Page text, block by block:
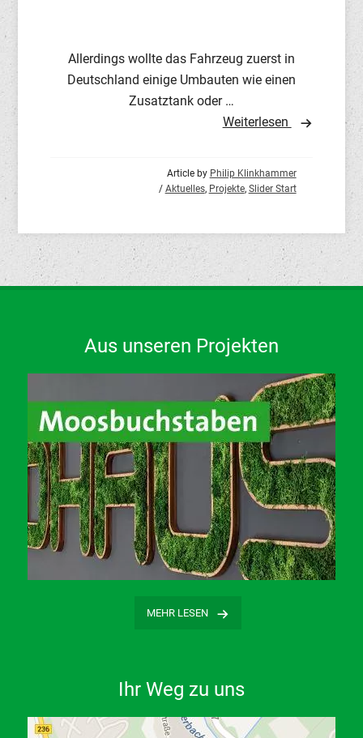
Allerdings wollte das Fahrzeug zuerst in
Deutschland einige Umbauten wie einen
Zusatztank oder …
Weiterlesen
Article by Philip Klinkhammer
/ Aktuelles, Projekte, Slider Start
Aus unseren Projekten
MEHR LESEN
Ihr Weg zu uns